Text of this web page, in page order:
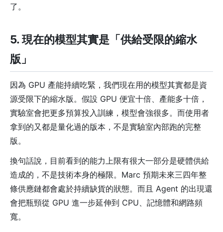
了。
5. 現在的模型其實是「供給受限的縮水
版」
因為 GPU 產能持續吃緊，我們現在用的模型其實都是資
源受限下的縮水版。假設 GPU 便宜十倍、產能多十倍，
實驗室會把更多預算投入訓練，模型會強很多。而使用者
拿到的又都是量化過的版本，不是實驗室內部跑的完整
版。
換句話說，目前看到的能力上限有很大一部分是硬體供給
造成的，不是技術本身的極限。Marc 預期未來三四年整
條供應鏈都會處於持續缺貨的狀態。而且 Agent 的出現還
會把瓶頸從 GPU 進一步延伸到 CPU、記憶體和網路頻
寬。